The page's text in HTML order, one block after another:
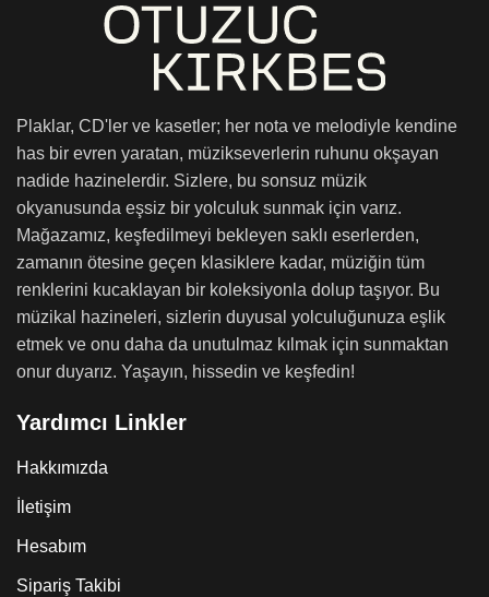
Plaklar, CD'ler ve kasetler; her nota ve melodiyle kendine
has bir evren yaratan, müzikseverlerin ruhunu okşayan
nadide hazinelerdir. Sizlere, bu sonsuz müzik
okyanusunda eşsiz bir yolculuk sunmak için varız.
Mağazamız, keşfedilmeyi bekleyen saklı eserlerden,
zamanın ötesine geçen klasiklere kadar, müziğin tüm
renklerini kucaklayan bir koleksiyonla dolup taşıyor. Bu
müzikal hazineleri, sizlerin duyusal yolculuğunuza eşlik
etmek ve onu daha da unutulmaz kılmak için sunmaktan
onur duyarız. Yaşayın, hissedin ve keşfedin!
Yardımcı Linkler
Hakkımızda
İletişim
Hesabım
Sipariş Takibi